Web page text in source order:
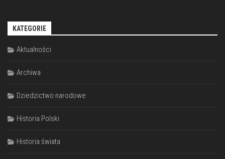
KATEGORIE
Aktualności
Archiwa
Dziedzictwo narodowe
Historia Polski
Historia świata